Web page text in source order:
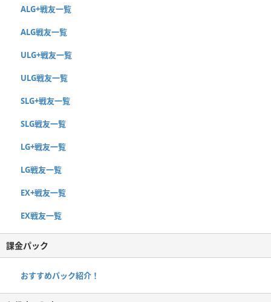
ALG+戦友一覧
ALG戦友一覧
ULG+戦友一覧
ULG戦友一覧
SLG+戦友一覧
SLG戦友一覧
LG+戦友一覧
LG戦友一覧
EX+戦友一覧
EX戦友一覧
課金パック
おすすめパック紹介！